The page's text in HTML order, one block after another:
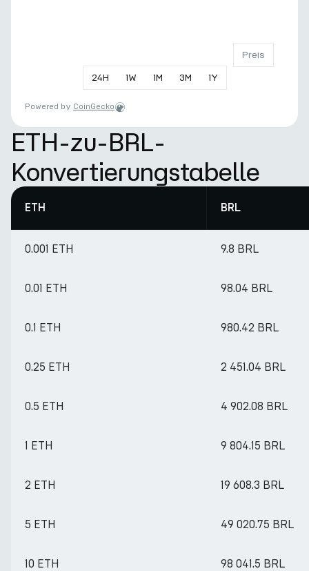
24H 1W 1M 3M 1Y
Preis
Powered by CoinGecko
ETH-zu-BRL-
Konvertierungstabelle
ETH BRL
0.001 ETH 9.8 BRL
0.01 ETH 98.04 BRL
0.1 ETH 980.42 BRL
0.25 ETH 2 451.04 BRL
0.5 ETH 4 902.08 BRL
1 ETH 9 804.15 BRL
2 ETH 19 608.3 BRL
5 ETH 49 020.75 BRL
10 ETH 98 041.5 BRL